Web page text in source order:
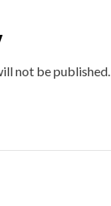
not be published.